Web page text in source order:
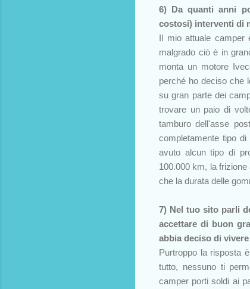
6) Da quanti anni
costosi) interventi di
Il mio attuale camper
malgrado ciò è in
monta un motore
perché ho deciso che
su gran parte dei
trovare un paio di
tamburo dell'asse
completamente tipo
avuto alcun tipo di
100.000 km, la
che la durata delle
7) Nel tuo sito parli
accettare di buon
abbia deciso di
Purtroppo la risposta
tutto, nessuno ti
camper porti soldi ai